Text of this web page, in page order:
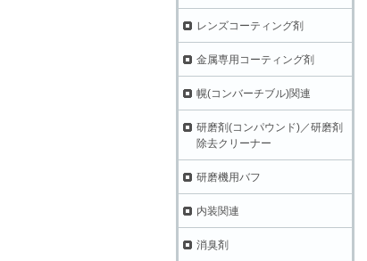
レンズコーティング剤
金属専用コーティング剤
幌(コンバーチブル)関連
研磨剤(コンパウンド)／研磨剤
除去クリーナー
研磨機用バフ
内装関連
消臭剤